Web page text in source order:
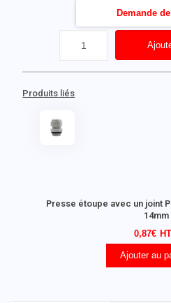
Produits liés
Presse étoupe avec un joint
14mm
0,87€
Ajouter au
Demande